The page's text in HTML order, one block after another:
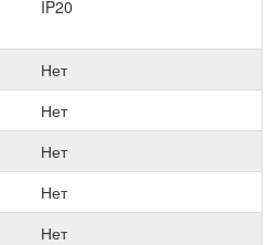
IP20
Нет
Нет
Нет
Нет
Нет